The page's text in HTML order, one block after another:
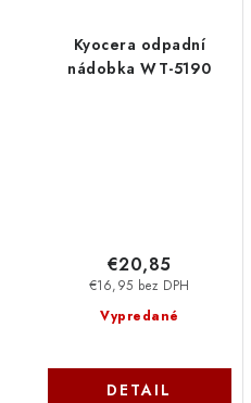
Kyocera odpadní
nádobka WT-5190
Vypredané
€16,95 bez DPH
€20,85
DETAIL